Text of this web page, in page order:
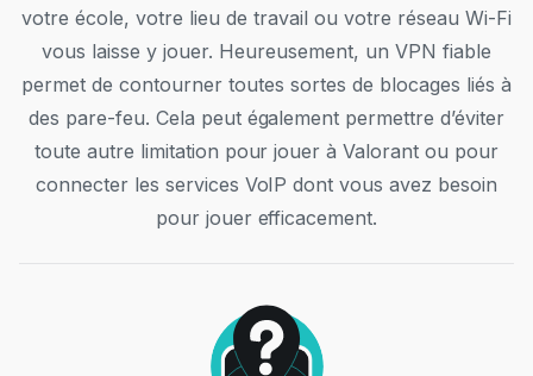
votre école, votre lieu de travail ou votre réseau Wi-Fi
vous laisse y jouer. Heureusement, un VPN fiable
permet de contourner toutes sortes de blocages liés à
des pare-feu. Cela peut également permettre d’éviter
toute autre limitation pour jouer à Valorant ou pour
connecter les services VoIP dont vous avez besoin
pour jouer efficacement.